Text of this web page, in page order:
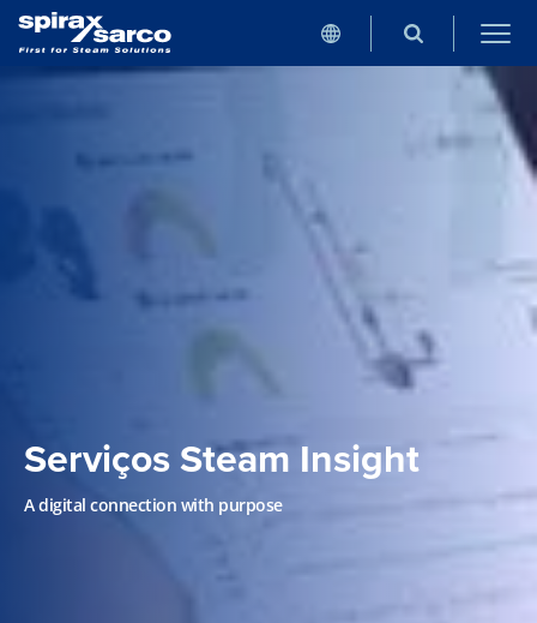
Serviços Steam Insight
A digital connection with purpose